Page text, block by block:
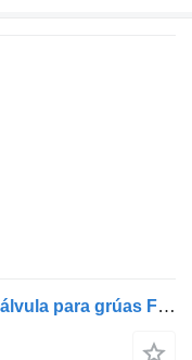
Γερανοφόρο φορτηγό Fassi για Válvula para grúas Fassi VA257